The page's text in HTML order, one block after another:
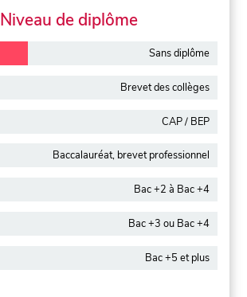
Niveau de diplôme
Sans diplôme
Brevet des collèges
CAP / BEP
Baccalauréat, brevet professionnel
Bac +2 à Bac +4
Bac +3 ou Bac +4
Bac +5 et plus